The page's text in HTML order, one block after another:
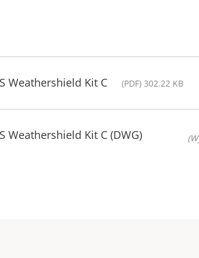
Weathershield Kit C (PDF) 302.22 KB
Weathershield Kit C (DWG)